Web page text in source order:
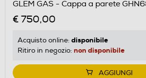
GLEM GAS - Cappa a parete
€ 750,00
Acquisto online: disponibile
Ritiro in negozio: non disponibile
AGGIUNGI